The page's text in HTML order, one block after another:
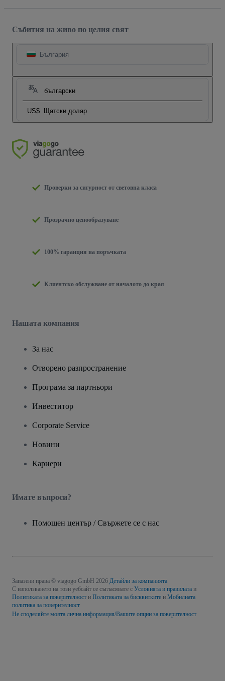
Събития на живо по целия свят
България
български
US$ Щатски долар
Проверки за сигурност от световна класа
Прозрачно ценообразуване
100% гаранция на поръчката
Клиентско обслужване от началото до края
Нашата компания
За нас
Отворено разпространение
Програма за партньори
Инвеститор
Corporate Service
Новини
Кариери
Имате въпроси?
Помощен център / Свържете се с нас
Запазени права © viagogo GmbH 2026 Детайли за компанията
С използването на този уебсайт се съгласявате с Условията и правилата и
Политиката за поверителност и Политиката за бисквитките и Мобилната
политика за поверителност
Не споделяйте моята лична информация/Вашите опции за поверителност